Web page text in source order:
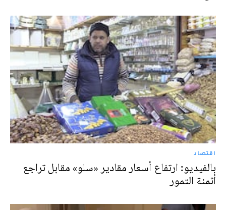
اقتصاد
بالفيديو: ارتفاع أسعار مقادير «سلو» مقابل تراجع
أثمنة التمور